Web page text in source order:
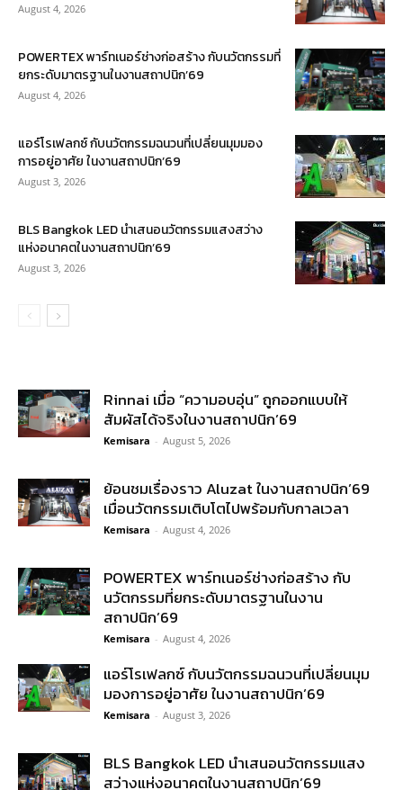
August 4, 2026
POWERTEX พาร์ทเนอร์ช่างก่อสร้าง กับนวัตกรรมที่
ยกระดับมาตรฐานในงานสถาปนิก’69
August 4, 2026
แอร์โรเฟลกซ์ กับนวัตกรรมฉนวนที่เปลี่ยนมุมมอง
การอยู่อาศัย ในงานสถาปนิก’69
August 3, 2026
BLS Bangkok LED นำเสนอนวัตกรรมแสงสว่าง
แห่งอนาคตในงานสถาปนิก’69
August 3, 2026
Rinnai เมื่อ “ความอบอุ่น” ถูกออกแบบให้
สัมผัสได้จริงในงานสถาปนิก’69
Kemisara - August 5, 2026
ย้อนชมเรื่องราว Aluzat ในงานสถาปนิก’69
เมื่อนวัตกรรมเติบโตไปพร้อมกับกาลเวลา
Kemisara - August 4, 2026
POWERTEX พาร์ทเนอร์ช่างก่อสร้าง กับ
นวัตกรรมที่ยกระดับมาตรฐานในงาน
สถาปนิก’69
Kemisara - August 4, 2026
แอร์โรเฟลกซ์ กับนวัตกรรมฉนวนที่เปลี่ยนมุม
มองการอยู่อาศัย ในงานสถาปนิก’69
Kemisara - August 3, 2026
BLS Bangkok LED นำเสนอนวัตกรรมแสง
สว่างแห่งอนาคตในงานสถาปนิก’69